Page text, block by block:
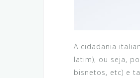
A cidadania
latim), ou seja,
bisnetos, etc) e